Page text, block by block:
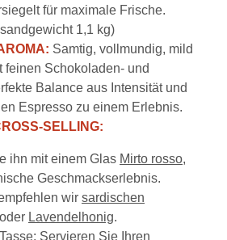
für maximale Frische.
1,1 kg)
Samtig, vollmundig, mild
feinen Schokoladen- und
Balance aus Intensität und
Espresso zu einem Erlebnis.
SELLING:
ihn mit einem Glas Mirto rosso,
Geschmackserlebnis.
wir sardischen
oder Lavendelhonig.
Servieren Sie Ihren